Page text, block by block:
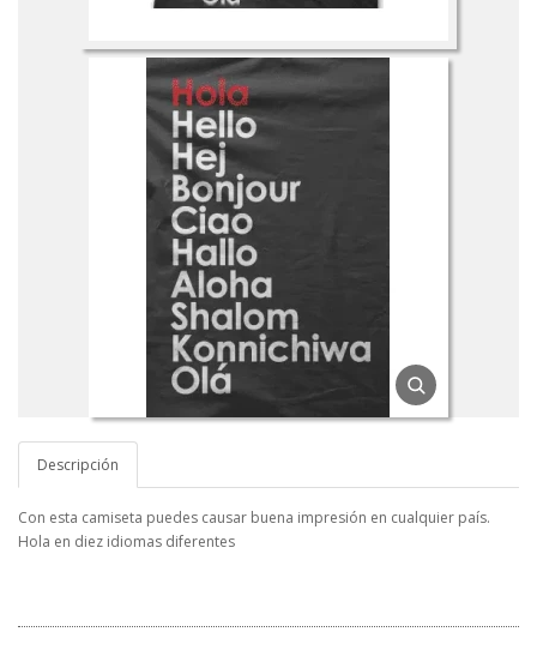
Descripción
Con esta camiseta puedes causar buena impresión en cualquier país.
Hola en diez idiomas diferentes